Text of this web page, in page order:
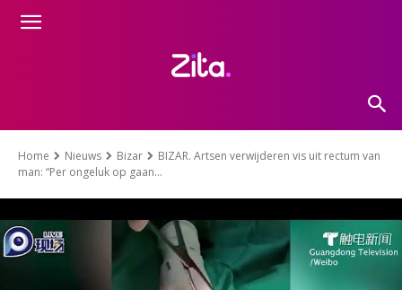
Home Nieuws Bizar
BIZAR. Artsen verwijderen vis uit rectum van
man: “Per ongeluk op gaan...